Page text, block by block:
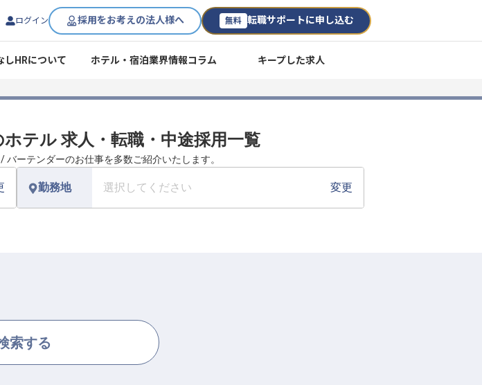
ログイン 採用をお考えの法人様へ 無料 転職サポートに申し込む
しHRについて ホテル・宿泊業界情報コラム キープした求人
テル 求人・転職・中途採用一覧
ーテンダーのお仕事を多数ご紹介いたします。
勤務地 選択してください 変更
索する